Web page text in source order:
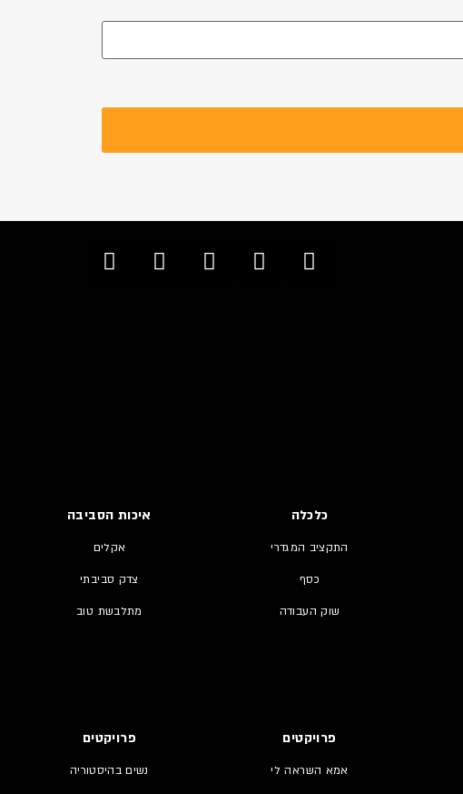
כלכלה
התקציב המגדרי
כסף
שוק העבודה
איכות הסביבה
אקלים
צדק סביבתי
מתלבשת טוב
פרויקטים
אמא השראה לי
פרויקטים
נשים בהיסטוריה